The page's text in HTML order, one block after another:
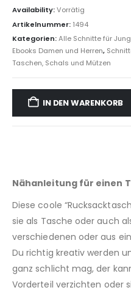
Availability:Vorrätig
Artikelnummer: 1494
Kategorien:Alle Schnitte für
Ebooks Damen und Herren,
Taschen, Schals und Mützen
IN DEN WARENKORB
Nähanleitung für einen
Diese coole
sie als Tasche oder auch
verschiedenen oder aus
Du richtig kreativ werden
ganz schlicht mag, der
Vorderteil verzichten oder